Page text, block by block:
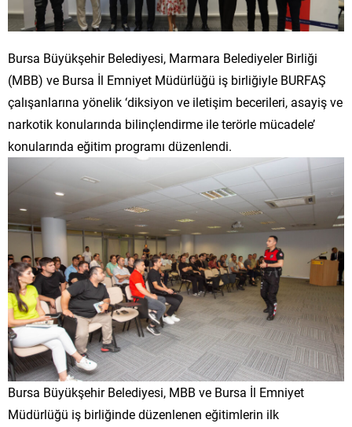
Bursa Büyükşehir Belediyesi, Marmara Belediyeler Birliği
(MBB) ve Bursa İl Emniyet Müdürlüğü iş birliğiyle BURFAŞ
çalışanlarına yönelik ‘diksiyon ve iletişim becerileri, asayiş ve
narkotik konularında bilinçlendirme ile terörle mücadele’
konularında eğitim programı düzenlendi.
Bursa Büyükşehir Belediyesi, MBB ve Bursa İl Emniyet
Müdürlüğü iş birliğinde düzenlenen eğitimlerin ilk